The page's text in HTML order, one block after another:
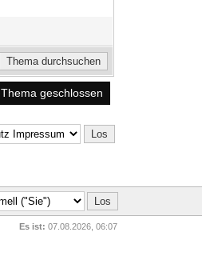
Thema geschlossen
Es ist: 07.08.2026, 06:07